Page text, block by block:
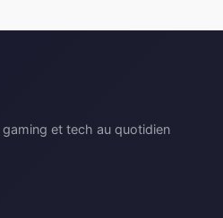
et tech au quotidien